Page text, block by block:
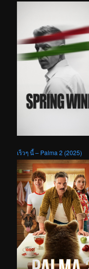
เร็วๆ นี้ – Palma 2 (2025)